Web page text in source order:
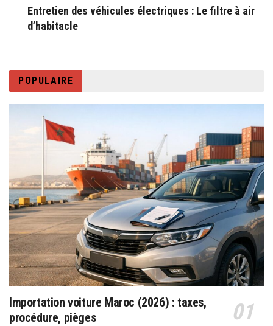
Entretien des véhicules électriques : Le filtre à air
d’habitacle
POPULAIRE
Importation voiture Maroc (2026) : taxes,
procédure, pièges